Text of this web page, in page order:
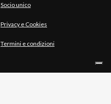
Socio unico
Privacy e Cookies
Termini e condizioni